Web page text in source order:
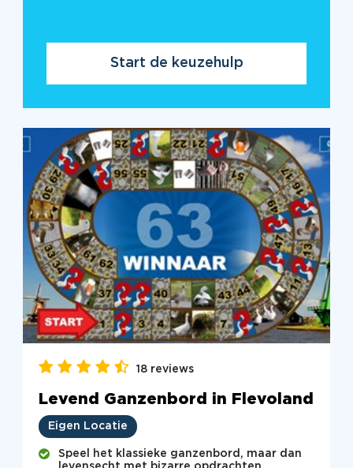
Start de keuzehulp
18 reviews
Levend Ganzenbord in Flevoland
Eigen Locatie
Speel het klassieke ganzenbord, maar dan